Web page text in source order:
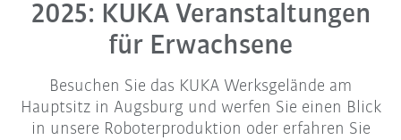
2025: KUKA Veranstaltungen
für Erwachsene
Besuchen Sie das KUKA Werksgelände am
Hauptsitz in Augsburg und werfen Sie einen Blick
in unsere Roboterproduktion oder erfahren Sie